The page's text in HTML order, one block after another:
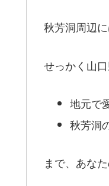
秋芳洞周辺
せっかく山
地元で
秋芳洞
まで、あな